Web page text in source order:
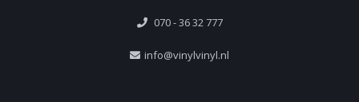
070 - 36 32 777
info@vinylvinyl.nl